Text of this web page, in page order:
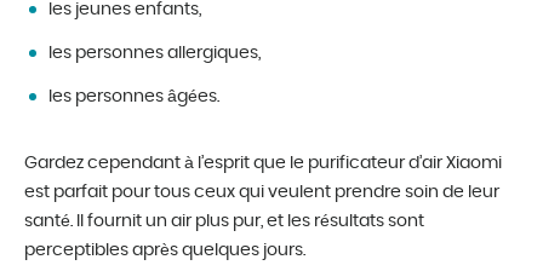
les jeunes enfants,
les personnes allergiques,
les personnes âgées.
Gardez cependant à l’esprit que le purificateur d’air Xiaomi
est parfait pour tous ceux qui veulent prendre soin de leur
santé. Il fournit un air plus pur, et les résultats sont
perceptibles après quelques jours.